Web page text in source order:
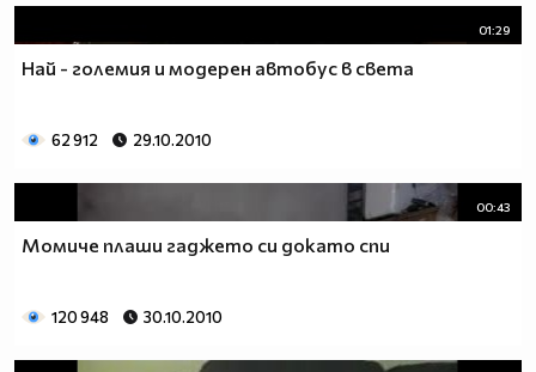
01:29
Най - големия и модерен автобус в света
62 912 29.10.2010
00:43
Момиче плаши гаджето си докато спи
120 948 30.10.2010